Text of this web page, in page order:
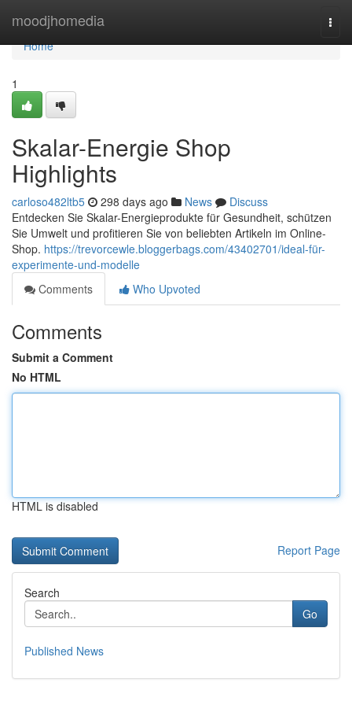
moodjhomedia
Home
Home
1
Skalar-Energie Shop
Highlights
carloso482ltb5 298 days ago News
Discuss
Entdecken Sie Skalar-Energieprodukte für Gesundheit, schützen
Sie Umwelt und profitieren Sie von beliebten Artikeln im Online-
Shop. https://trevorcewle.bloggerbags.com/43402701/ideal-für-
experimente-und-modelle
Comments
Who Upvoted
Comments
Submit a Comment
No HTML
HTML is disabled
Report Page
Search
Go
Published News